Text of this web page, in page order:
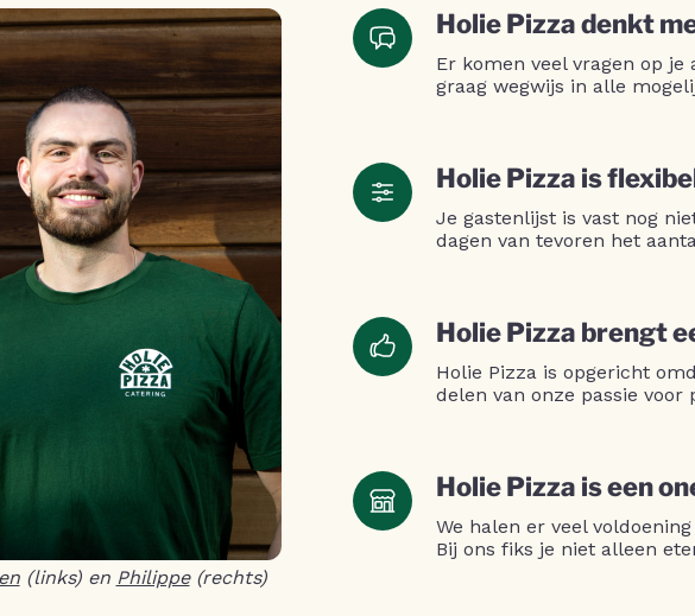
Holie Pizza denkt
Er komen veel vragen op
graag wegwijs in alle
Holie Pizza is
Je gastenlijst is vast nog
dagen van tevoren het
Holie Pizza brengt
Holie Pizza is opgericht
delen van onze passie voor
Holie Pizza is een
We halen er veel
Bij ons fiks je niet alleen
(links) en Philippe(rechts)